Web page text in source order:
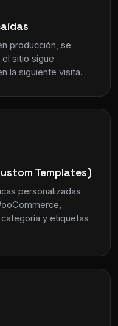
producción, se
sitio sigue
la siguiente visita.
Templates)
personalizadas
y etiquetas